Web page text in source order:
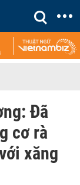
Đã
cơ rà
xăng